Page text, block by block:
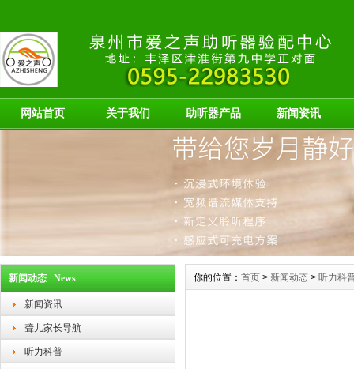
网站首页 关于我们 助听器产品 新闻资讯
新闻动态 News
新闻资讯
聋儿家长导航
听力科普
你的位置： 首页 > 新闻动态 > 听力科